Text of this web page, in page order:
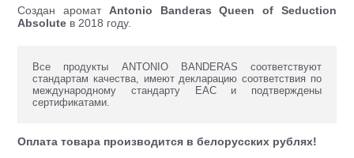
Создан аромат Antonio Banderas Queen of Seduction
Absolute в 2018 году.
Все продукты ANTONIO BANDERAS соответствуют
стандартам качества, имеют декларацию соответствия по
международному стандарту ЕАС и подтверждены
сертификатами.
Оплата товара производится в белорусских рублях!